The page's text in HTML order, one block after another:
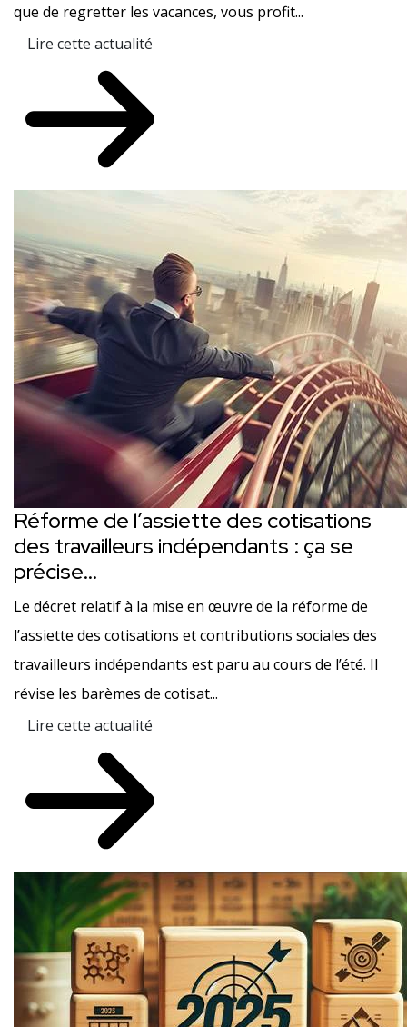
que de regretter les vacances, vous profit...
Lire cette actualité
Réforme de l’assiette des cotisations
des travailleurs indépendants : ça se
précise…
Le décret relatif à la mise en œuvre de la réforme de
l’assiette des cotisations et contributions sociales des
travailleurs indépendants est paru au cours de l’été. Il
révise les barèmes de cotisat...
Lire cette actualité